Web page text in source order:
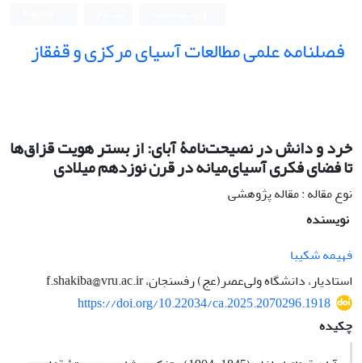
فصلنامه علمی مطالعات آسیای مرکزی و قفقاز
خرد و دانش در نصیحت‌نامۀ آبای: از بستر هویت قزاق‌ها
تا فضای فکری آسیای‌میانه در قرن نوزدهم میلادی
نوع مقاله : مقاله پژوهشی
نویسنده
فهیمه شکیبا
استادیار، دانشگاه ولی‌عصر(عج) رفسنجان، f.shakiba@vru.ac.ir
https://doi.org/10.22034/ca.2025.2070296.1918
چکیده